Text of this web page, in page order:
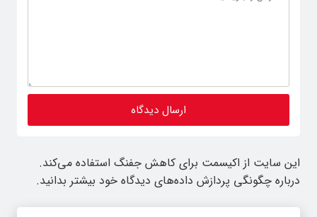
این سایت از اکیسمت برای کاهش جفنگ استفاده می‌کند.
درباره چگونگی پردازش داده‌های دیدگاه خود بیشتر بدانید.